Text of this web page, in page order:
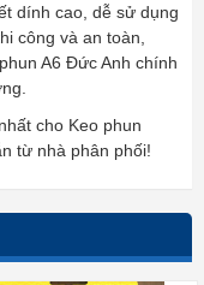
dính cao, dễ sử dụng
công và an toàn,
A6 Đức Anh chính
cho Keo phun
từ nhà phân phối!